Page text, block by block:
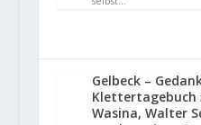
Gelbeck –
Klettertagebuch
Wasina, Walter